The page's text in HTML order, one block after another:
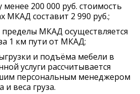
менее 200 000 руб. стоимость
МКАД составит 2 990 руб.;
пределы МКАД осуществляется
1 км пути от МКАД;
и подъёма мебели в
услуги рассчитывается
персональным менеджером
и веса груза.